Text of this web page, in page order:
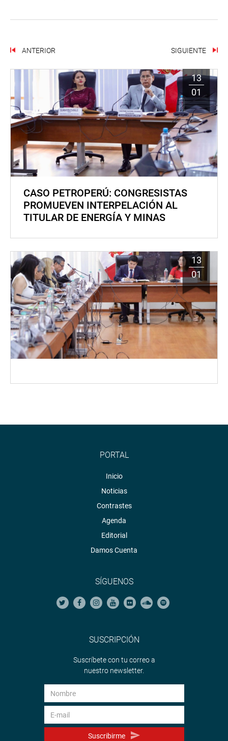
ANTERIOR SIGUIENTE
13
01
CASO PETROPERÚ: CONGRESISTAS
PROMUEVEN INTERPELACIÓN AL
TITULAR DE ENERGÍA Y MINAS
13
01
PORTAL
Inicio
Noticias
Contrastes
Agenda
Editorial
Damos Cuenta
SÍGUENOS
SUSCRIPCIÓN
Suscríbete con tu correo a
nuestro newsletter.
Suscribirme